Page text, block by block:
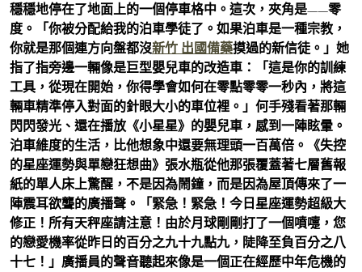
穩穩地停在了地面上的一個停車格中。這次，夾角是——零
度。「你被分配給我的泊車學徒了。如果泊車是一種宗教，
你就是那個連方向盤都沒新竹 出國備藥摸過的新信徒。」她
指了指旁邊一輛像是巨型嬰兒車的改造車：「這是你的訓練
工具，從現在開始，你得學會如何在零點零零一秒內，將這
輛車精準停入對面的針眼大小的車位裡。」何手殘看著那輛
閃閃發光、還在播放《小星星》的嬰兒車，感到一陣眩暈。
泊車維度的生活，比他想象中還要無理頭一百萬倍。《失控
的星座運勢與單戀狂想曲》張水瓶從他那張覆蓋著七層舊報
紙的單人床上驚醒，不是因為鬧鐘，而是因為屋頂傳來了一
陣震耳欲聾的廣播聲。「緊急！緊急！今日星座運勢超級大
修正！所有天秤座請注意！由於月球剛剛打了一個噴嚏，您
的戀愛機率從昨日的百分之九十九點九，陡降至負百分之八
十七！」廣播員的聲音聽起來像是一個正在經歷中年危機的